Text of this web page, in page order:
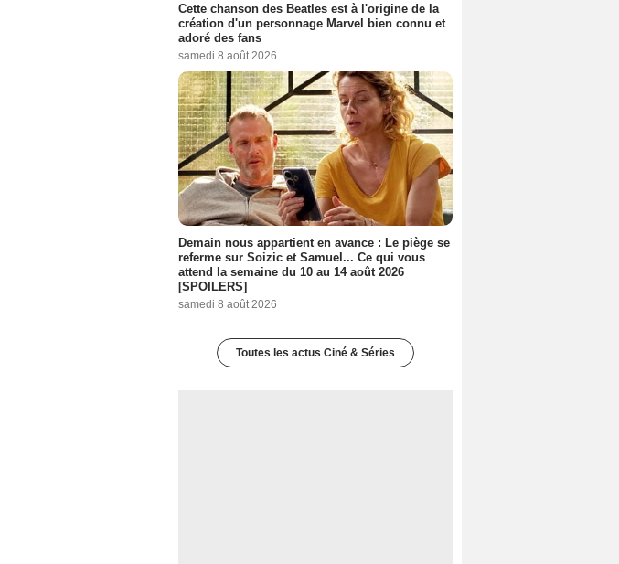
Cette chanson des Beatles est à l'origine de la
création d'un personnage Marvel bien connu et
adoré des fans
samedi 8 août 2026
Demain nous appartient en avance : Le piège se
referme sur Soizic et Samuel... Ce qui vous
attend la semaine du 10 au 14 août 2026
[SPOILERS]
samedi 8 août 2026
Toutes les actus Ciné & Séries